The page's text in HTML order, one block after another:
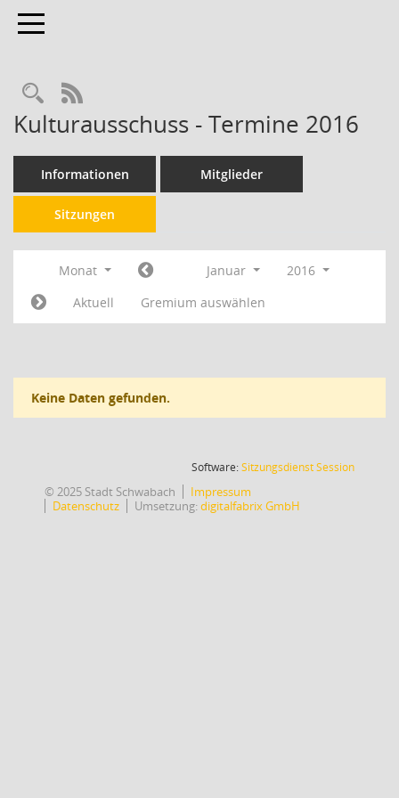
Toggle navigation
RSS-Feed
Kulturausschuss - Termine 2016
Informationen Mitglieder
Sitzungen
Monat Januar
2016
Aktuell
Gremium auswählen
Keine Daten gefunden.
Software:SitzungsdienstSession(Wird in
© 2025 Stadt Schwabach
Impressum
Datenschutz
Umsetzung:digitalfabrix GmbH